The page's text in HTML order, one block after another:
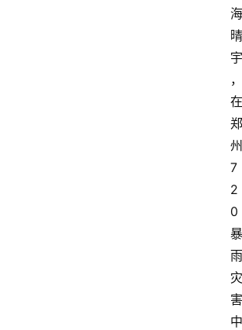
海
晴
宇
，
在
郑
州
7
2
0
暴
雨
灾
害
中